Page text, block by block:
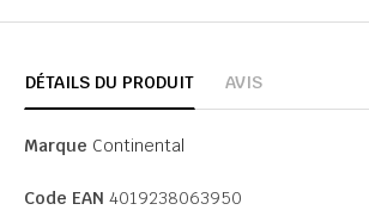
DÉTAILS DU PRODUIT AVIS
Marque Continental
Code EAN 4019238063950